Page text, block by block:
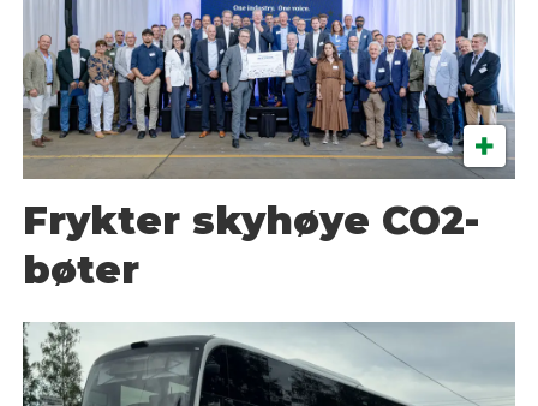
Frykter skyhøye CO2-
bøter